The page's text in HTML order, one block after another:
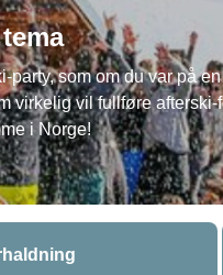
som om du var på
virkelig vil fullføre
i Norge!